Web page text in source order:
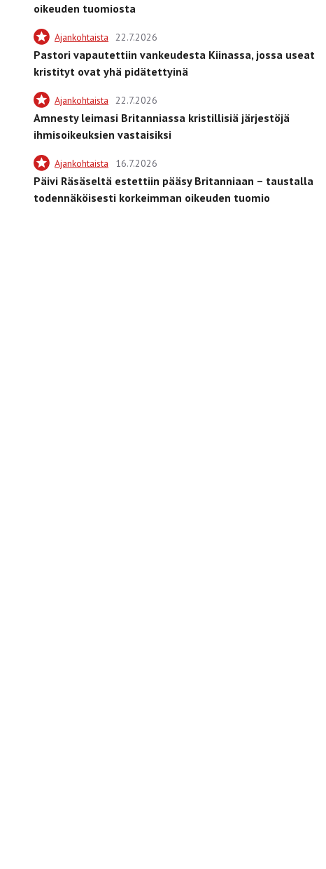
oikeuden tuomiosta
Ajankohtaista 22.7.2026
Pastori vapautettiin vankeudesta Kiinassa, jossa useat
kristityt ovat yhä pidätettyinä
Ajankohtaista 22.7.2026
Amnesty leimasi Britanniassa kristillisiä järjestöjä
ihmisoikeuksien vastaisiksi
Ajankohtaista 16.7.2026
Päivi Räsäseltä estettiin pääsy Britanniaan – taustalla
todennäköisesti korkeimman oikeuden tuomio